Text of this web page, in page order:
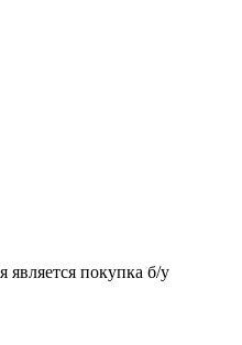
является покупка б/у